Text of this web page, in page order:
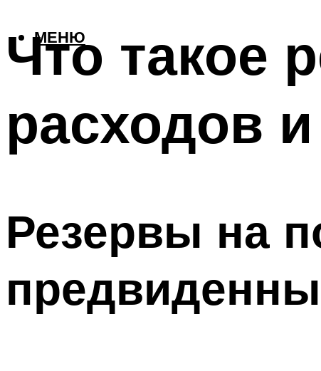
МЕНЮ
Что такое
расходов
Резервы на